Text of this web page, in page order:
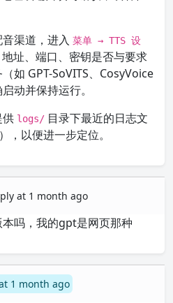
渠道，进入 菜单 → TTS 设
地址、端口、密钥是否与要求
如 GPT-SoVITS、CosyVoice
动并保持运行。
供 logs/ 目录下最近的日志文
，以便进一步定位。
at 1 month ago
吗，我的gpt是网页那种
1 month ago